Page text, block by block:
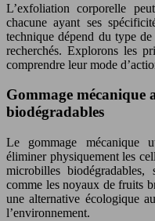
L’exfoliation corporelle
chacune ayant ses
technique dépend du type
recherchés. Explorons les
comprendre leur mode
Gommage mécanique
biodégradables
Le gommage mécanique
éliminer physiquement les
microbilles
comme les noyaux de fruits
une alternative écologique
l’environnement.